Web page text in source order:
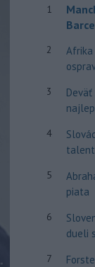
1
2
3
4
5
piata
6
dueli
7